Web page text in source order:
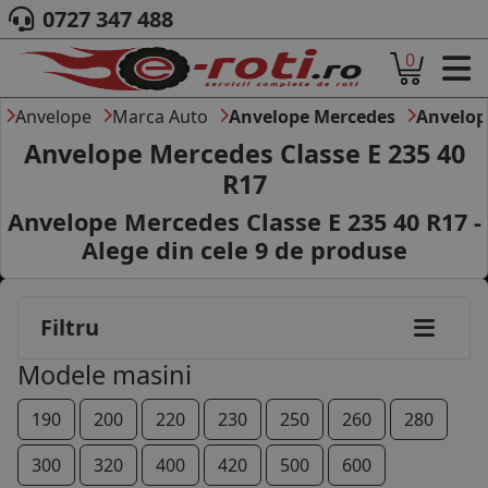
ACASA
DESPRE NOI
ANVELOPE
AUTO
CAMION
MOTO
AGROINDUSTRIALE
CAUTARE DUPA
BLOG
B2B - COLABORARE COMPANII
CONT
0727 347 488
0
Anvelope Marca Auto Anvelope Mercedes
Anvelope Mercedes Classe E 235 40
R17
Anvelope Mercedes Classe E 235 40 R17 -
Alege din cele 9de produse
Filtru
Modele masini
190 200 220 230 250 260
280
300
320 400 420 500
600